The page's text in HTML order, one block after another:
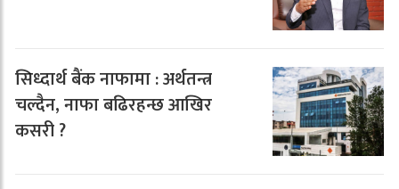
सिध्दार्थ बैंक नाफामा : अर्थतन्त्र
चल्दैन, नाफा बढिरहन्छ आखिर
कसरी ?